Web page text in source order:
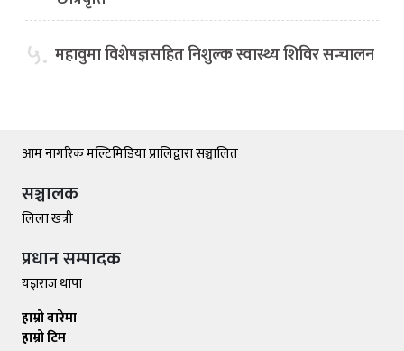
५. महावुमा विशेषज्ञसहित निशुल्क स्वास्थ्य शिविर सन्चालन
आम नागरिक मल्टिमिडिया प्रालिद्वारा सञ्चालित
सञ्चालक
लिला खत्री
प्रधान सम्पादक
यज्ञराज थापा
हाम्रो बारेमा
हाम्रो टिम